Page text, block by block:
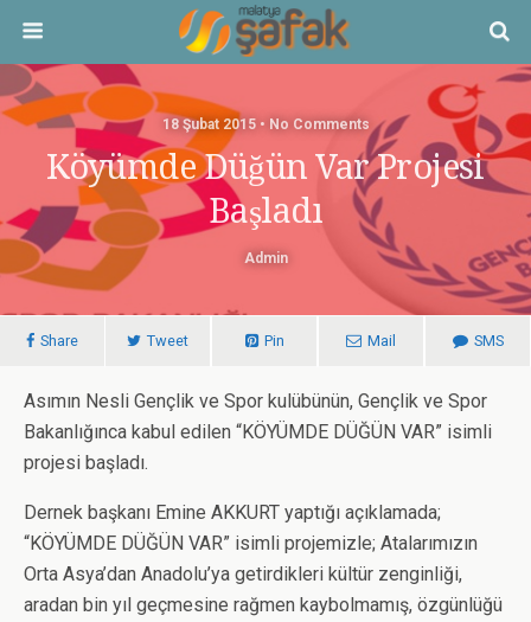
18 Şubat 2015 • No Comments
Köyümde Düğün Var Projesi
Başladı
Admin
Share Tweet Pin Mail SMS
Asımın Nesli Gençlik ve Spor kulübünün, Gençlik ve Spor
Bakanlığınca kabul edilen “KÖYÜMDE DÜĞÜN VAR” isimli
projesi başladı.
Dernek başkanı Emine AKKURT yaptığı açıklamada;
“KÖYÜMDE DÜĞÜN VAR” isimli projemizle; Atalarımızın
Orta Asya’dan Anadolu’ya getirdikleri kültür zenginliği,
aradan bin yıl geçmesine rağmen kaybolmamış, özgünlüğü